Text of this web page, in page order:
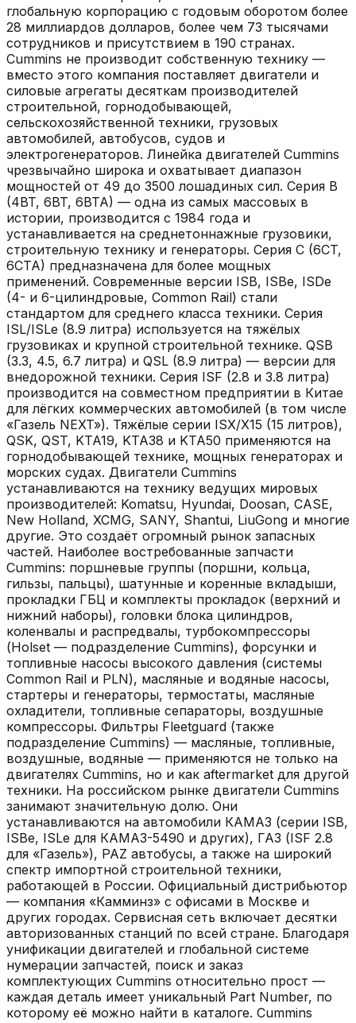
глобальную корпорацию с годовым оборотом более
28 миллиардов долларов, более чем 73 тысячами
сотрудников и присутствием в 190 странах.
Cummins не производит собственную технику —
вместо этого компания поставляет двигатели и
силовые агрегаты десяткам производителей
строительной, горнодобывающей,
сельскохозяйственной техники, грузовых
автомобилей, автобусов, судов и
электрогенераторов. Линейка двигателей Cummins
чрезвычайно широка и охватывает диапазон
мощностей от 49 до 3500 лошадиных сил. Серия B
(4BT, 6BT, 6BTA) — одна из самых массовых в
истории, производится с 1984 года и
устанавливается на среднетоннажные грузовики,
строительную технику и генераторы. Серия C (6CT,
6CTA) предназначена для более мощных
применений. Современные версии ISB, ISBe, ISDe
(4- и 6-цилиндровые, Common Rail) стали
стандартом для среднего класса техники. Серия
ISL/ISLe (8.9 литра) используется на тяжёлых
грузовиках и крупной строительной технике. QSB
(3.3, 4.5, 6.7 литра) и QSL (8.9 литра) — версии для
внедорожной техники. Серия ISF (2.8 и 3.8 литра)
производится на совместном предприятии в Китае
для лёгких коммерческих автомобилей (в том числе
«Газель NEXT»). Тяжёлые серии ISX/X15 (15 литров),
QSK, QST, KTA19, KTA38 и KTA50 применяются на
горнодобывающей технике, мощных генераторах и
морских судах. Двигатели Cummins
устанавливаются на технику ведущих мировых
производителей: Komatsu, Hyundai, Doosan, CASE,
New Holland, XCMG, SANY, Shantui, LiuGong и многие
другие. Это создаёт огромный рынок запасных
частей. Наиболее востребованные запчасти
Cummins: поршневые группы (поршни, кольца,
гильзы, пальцы), шатунные и коренные вкладыши,
прокладки ГБЦ и комплекты прокладок (верхний и
нижний наборы), головки блока цилиндров,
коленвалы и распредвалы, турбокомпрессоры
(Holset — подразделение Cummins), форсунки и
топливные насосы высокого давления (системы
Common Rail и PLN), масляные и водяные насосы,
стартеры и генераторы, термостаты, масляные
охладители, топливные сепараторы, воздушные
компрессоры. Фильтры Fleetguard (также
подразделение Cummins) — масляные, топливные,
воздушные, водяные — применяются не только на
двигателях Cummins, но и как aftermarket для другой
техники. На российском рынке двигатели Cummins
занимают значительную долю. Они
устанавливаются на автомобили КАМАЗ (серии ISB,
ISBe, ISLe для КАМАЗ-5490 и других), ГАЗ (ISF 2.8
для «Газель»), PAZ автобусы, а также на широкий
спектр импортной строительной техники,
работающей в России. Официальный дистрибьютор
— компания «Камминз» с офисами в Москве и
других городах. Сервисная сеть включает десятки
авторизованных станций по всей стране. Благодаря
унификации двигателей и глобальной системе
нумерации запчастей, поиск и заказ
комплектующих Cummins относительно прост —
каждая деталь имеет уникальный Part Number, по
которому её можно найти в каталоге. Cummins